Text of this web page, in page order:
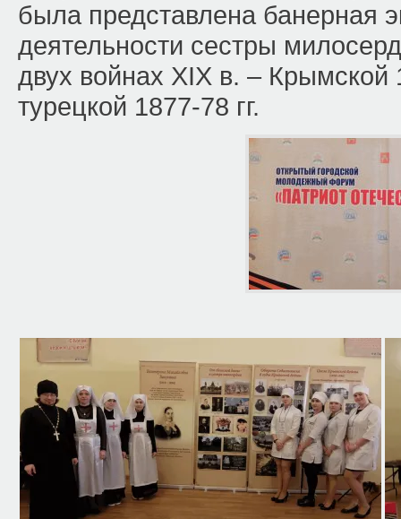
была представлена банерная
деятельности сестры
двух войнах ХIХ в. – Крымской
турецкой 1877-78 гг.